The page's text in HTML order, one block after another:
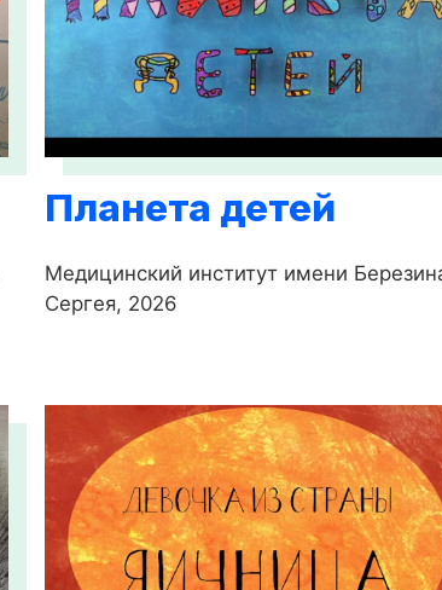
Планета детей
Медицинский институт имени
Сергея, 2026